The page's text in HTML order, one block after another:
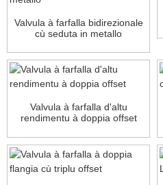
Valvula à farfalla bidirezionale
cù seduta in metallo
Valvula à farfalla d'altu
rendimentu à doppia offset